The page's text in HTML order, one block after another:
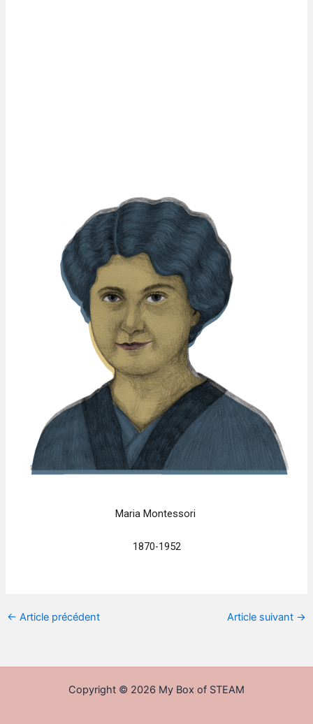
Maria Montessori
1870-1952
← Article précédent Article suivant →
Copyright © 2026 My Box of STEAM